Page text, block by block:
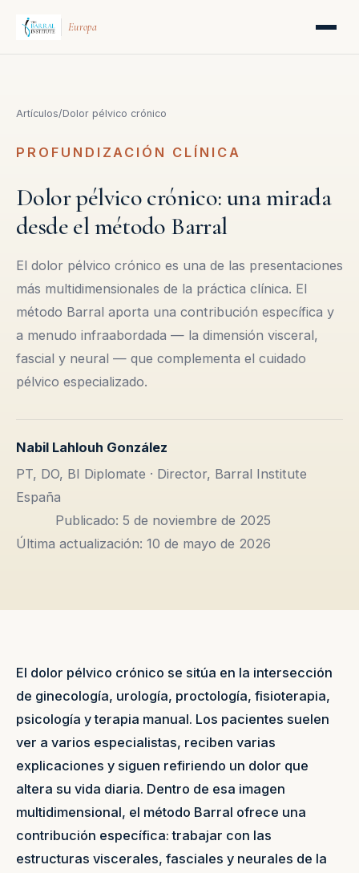
Europa
Artículos/Dolor pélvico crónico
PROFUNDIZACIÓN CLÍNICA
Dolor pélvico crónico: una mirada
desde el método Barral
El dolor pélvico crónico es una de las presentaciones
más multidimensionales de la práctica clínica. El
método Barral aporta una contribución específica y
a menudo infraabordada — la dimensión visceral,
fascial y neural — que complementa el cuidado
pélvico especializado.
Nabil Lahlouh González
PT, DO, BI Diplomate · Director, Barral Institute
España
Publicado: 5 de noviembre de 2025
Última actualización: 10 de mayo de 2026
El dolor pélvico crónico se sitúa en la intersección
de ginecología, urología, proctología, fisioterapia,
psicología y terapia manual. Los pacientes suelen
ver a varios especialistas, reciben varias
explicaciones y siguen refiriendo un dolor que
altera su vida diaria. Dentro de esa imagen
multidimensional, el método Barral ofrece una
contribución específica: trabajar con las
estructuras viscerales, fasciales y neurales de la